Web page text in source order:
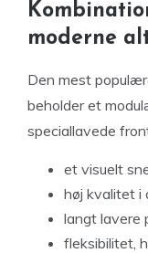
moderne
Den mest
beholder et
speciallavede
et visuelt
høj kvalitet i
langt lavere
fleksibilitet,